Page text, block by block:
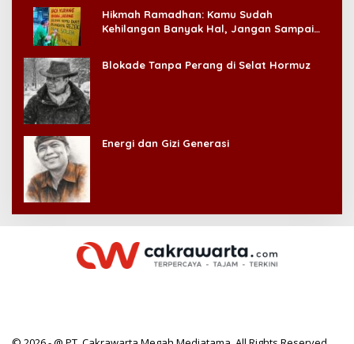
Hikmah Ramadhan: Kamu Sudah
Kehilangan Banyak Hal, Jangan Sampai
Blokade Tanpa Perang di Selat Hormuz
Energi dan Gizi Generasi